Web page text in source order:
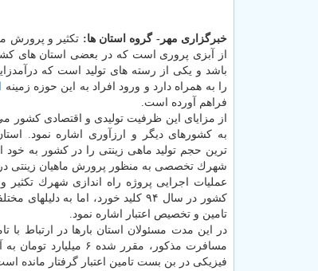
خبرگزاری مهر- گروه استان ها: تكثیر و پرورش
از آبزی پروری است كه در بعضی استان های
باشد و یكی از رسته های تولید است كه
را به همراه دارد و ورود افراد به این حوزه زمینه
فراهم آورده است.
از مزایای این ظرفیت تولیدی و اقتصادی كشور
به كشورهای دیگر و ارزآوری اشاره نمود.
ترین حجم تولید ماهی زینتی را در كشور به
شهرك تخصصی به منظور پرورش ماهیان زینتی
عملیات اجرایی پروژه راه اندازی شهرك
كشور در سال ۹۴ كلید خورد، اما
تامین و تخصیص اعتبار اشاره نمود.
در این مدت مسئولان استان بارها در ارتباط با
فیزیكی در بن بست تامین اعتبار گرفتار مانده